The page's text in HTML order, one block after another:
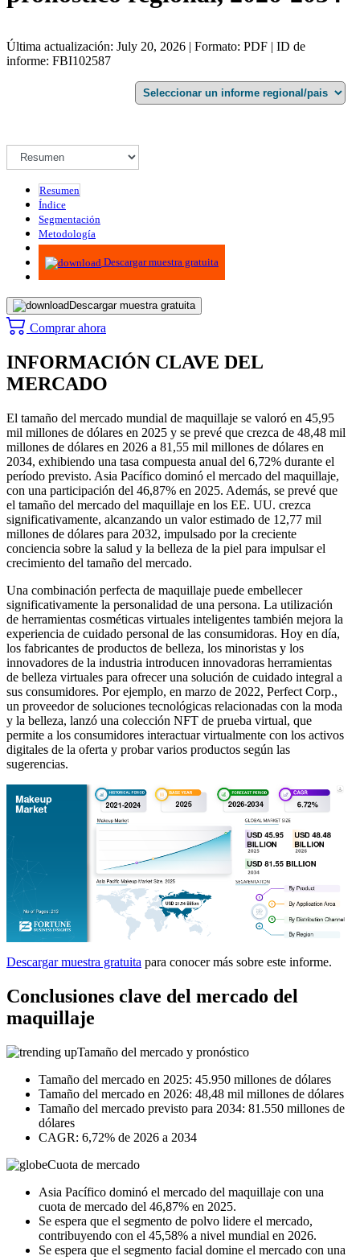
Última actualización: July 20, 2026 | Formato: PDF | ID de
informe: FBI102587
Resumen
Índice
Segmentación
Metodología
Infografías
Descargar muestra gratuita
Descargar muestra gratuita
Comprar ahora
INFORMACIÓN CLAVE DEL
MERCADO
El tamaño del mercado mundial de maquillaje se valoró en 45,95
mil millones de dólares en 2025 y se prevé que crezca de 48,48 mil
millones de dólares en 2026 a 81,55 mil millones de dólares en
2034, exhibiendo una tasa compuesta anual del 6,72% durante el
período previsto. Asia Pacífico dominó el mercado del maquillaje,
con una participación del 46,87% en 2025. Además, se prevé que
el tamaño del mercado del maquillaje en los EE. UU. crezca
significativamente, alcanzando un valor estimado de 12,77 mil
millones de dólares para 2032, impulsado por la creciente
conciencia sobre la salud y la belleza de la piel para impulsar el
crecimiento del tamaño del mercado.
Una combinación perfecta de maquillaje puede embellecer
significativamente la personalidad de una persona. La utilización
de herramientas cosméticas virtuales inteligentes también mejora la
experiencia de cuidado personal de las consumidoras. Hoy en día,
los fabricantes de productos de belleza, los minoristas y los
innovadores de la industria introducen innovadoras herramientas
de belleza virtuales para ofrecer una solución de cuidado integral a
sus consumidores. Por ejemplo, en marzo de 2022, Perfect Corp.,
un proveedor de soluciones tecnológicas relacionadas con la moda
y la belleza, lanzó una colección NFT de prueba virtual, que
permite a los consumidores interactuar virtualmente con los activos
digitales de la oferta y probar varios productos según las
sugerencias.
Descargar muestra gratuita para conocer más sobre este informe.
Conclusiones clave del mercado del
maquillaje
Tamaño del mercado y pronóstico
Tamaño del mercado en 2025: 45.950 millones de dólares
Tamaño del mercado en 2026: 48,48 mil millones de dólares
Tamaño del mercado previsto para 2034: 81.550 millones de
dólares
CAGR: 6,72% de 2026 a 2034
Cuota de mercado
Asia Pacífico dominó el mercado del maquillaje con una
cuota de mercado del 46,87% en 2025.
Se espera que el segmento de polvo lidere el mercado,
contribuyendo con el 45,58% a nivel mundial en 2026.
Se espera que el segmento facial domine el mercado con una